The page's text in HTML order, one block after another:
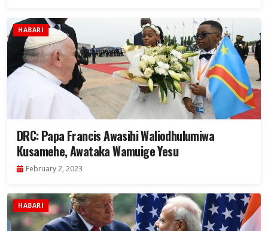
HABARI
DRC: Papa Francis Awasihi Waliodhulumiwa
Kusamehe, Awataka Wamuige Yesu
February 2, 2023
HABARI